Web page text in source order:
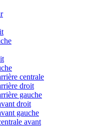
centrale
droit
gauche
droit
gauche
avant